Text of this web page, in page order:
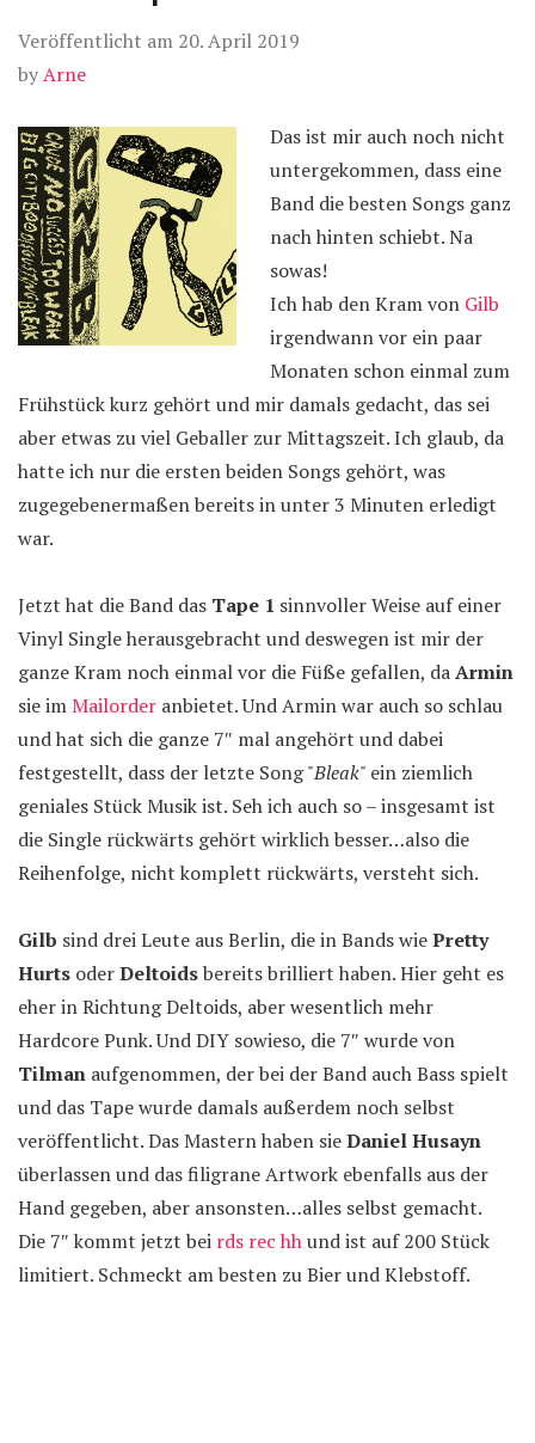
Veröffentlicht am 20. April 2019
byArne
Das ist mir auch noch nicht
untergekommen, dass eine
Band die besten Songs ganz
nach hinten schiebt. Na
sowas!
Ich hab den Kram von Gilb
irgendwann vor ein paar
Monaten schon einmal zum
Frühstück kurz gehört und mir damals gedacht, das sei
aber etwas zu viel Geballer zur Mittagszeit. Ich glaub, da
hatte ich nur die ersten beiden Songs gehört, was
zugegebenermaßen bereits in unter 3 Minuten erledigt
war.
Jetzt hat die Band das Tape 1 sinnvoller Weise auf einer
Vinyl Single herausgebracht und deswegen ist mir der
ganze Kram noch einmal vor die Füße gefallen, daArmin
sie imMailorder anbietet. Und Armin war auch so schlau
und hat sich die ganze 7″ mal angehört und dabei
festgestellt, dass der letzte Song "Bleak" ein ziemlich
geniales Stück Musik ist. Seh ich auch so – insgesamt ist
die Single rückwärts gehört wirklich besser…also die
Reihenfolge, nicht komplett rückwärts, versteht sich.
Gilb sind drei Leute aus Berlin, die in Bands wiePretty
Hurts oderDeltoidsbereits brilliert haben. Hier geht es
eher in Richtung Deltoids, aber wesentlich mehr
Hardcore Punk. Und DIY sowieso, die 7″ wurde von
Tilman aufgenommen, der bei der Band auch Bass spielt
und das Tape wurde damals außerdem noch selbst
veröffentlicht. Das Mastern haben sieDaniel Husayn
überlassen und das filigrane Artwork ebenfalls aus der
Hand gegeben, aber ansonsten…alles selbst gemacht.
Die 7″ kommt jetzt bei rds rec hhund ist auf 200 Stück
limitiert. Schmeckt am besten zu Bier und Klebstoff.